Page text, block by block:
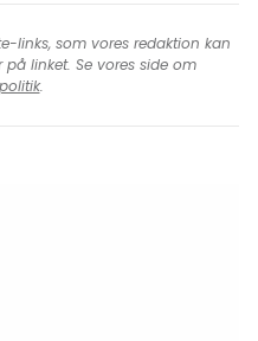
links, som vores redaktion kan
linket. Se vores side om
.